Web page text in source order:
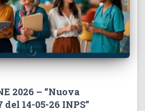
2026 – “Nuova
14-05-26 INPS”